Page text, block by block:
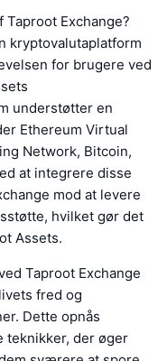
Exchange?
kryptovalutaplatform
for brugere ved
understøtter en
Ethereum Virtual
Network, Bitcoin,
at integrere disse
mod at levere
hvilket gør det
Assets.
Taproot Exchange
fred og
Dette opnås
teknikker, der øger